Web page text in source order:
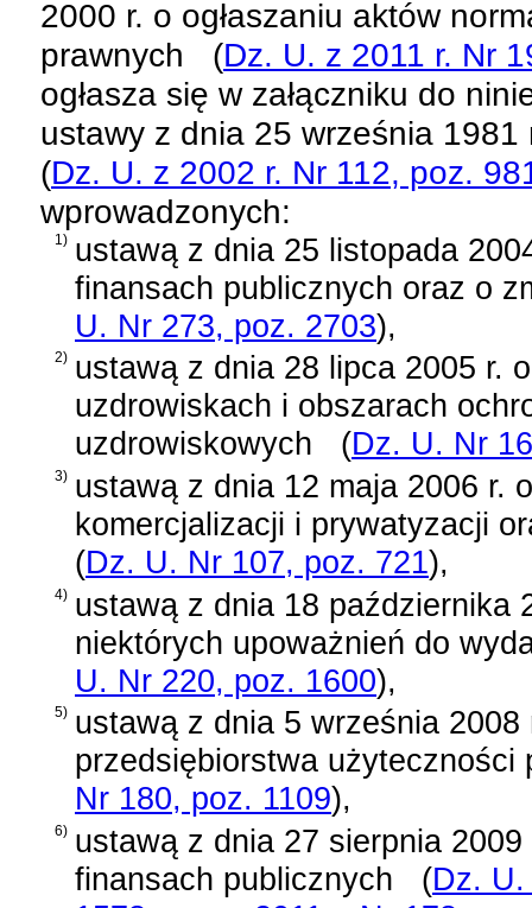
2000 r. o ogłaszaniu aktów
prawnych
(Dz. U. z 2011 r. Nr
ogłasza się w załączniku do
ustawy z dnia 25 września
(Dz. U. z 2002 r. Nr 112, poz.
wprowadzonych:
1) ustawą z dnia 25 listopada
finansach publicznych oraz o
U. Nr 273, poz. 2703),
2) ustawą z dnia 28 lipca 2005 r.
uzdrowiskach i obszarach
uzdrowiskowych
(Dz. U. Nr
3) ustawą z dnia 12 maja 2006 r.
komercjalizacji i prywatyzacji
(Dz. U. Nr 107, poz. 721),
4) ustawą z dnia 18 października
niektórych upoważnień do
U. Nr 220, poz. 1600),
5) ustawą z dnia 5 września
przedsiębiorstwa użyteczności
Nr 180, poz. 1109),
6) ustawą z dnia 27 sierpnia
finansach publicznych
(Dz.